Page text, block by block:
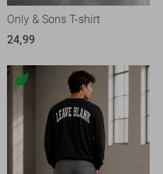
Only & Sons T-shirt
24,99